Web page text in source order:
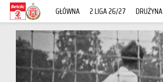
GŁÓWNA 2 LIGA 26/27 DRUŻYNA